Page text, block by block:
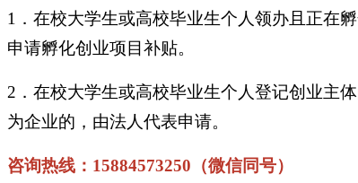
1．在校大学生或高校毕业生个人领办且正在
申请孵化创业项目补贴。
2．在校大学生或高校毕业生个人登记创业主
为企业的，由法人代表申请。
咨询热线：15884573250（微信同号）